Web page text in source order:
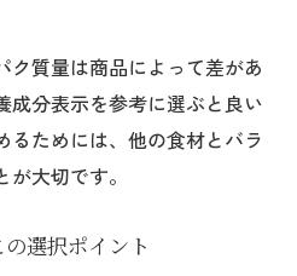
ク質量は商品によって差があ
成分表示を参考に選ぶと良い
るためには、他の食材とバラ
大切です。
選択ポイント